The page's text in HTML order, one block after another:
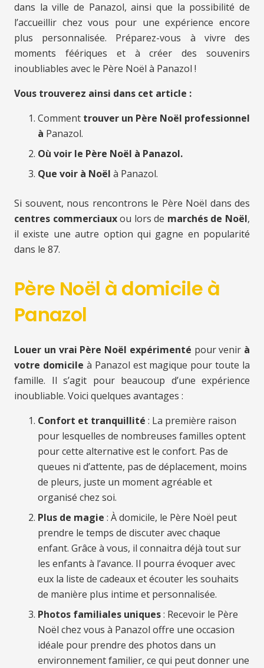
dans la ville de Panazol, ainsi que la possibilité de
l’accueillir chez vous pour une expérience encore
plus personnalisée. Préparez-vous à vivre des
moments féériques et à créer des souvenirs
inoubliables avec le Père Noël à Panazol !
Vous trouverez ainsi dans cet article :
Comment trouver un Père Noël professionnel
à Panazol.
Où voir le Père Noël à Panazol.
Que voir à Noël à Panazol.
Si souvent, nous rencontrons le Père Noël dans des
centres commerciauxou lors de marchés de Noël,
il existe une autre option qui gagne en popularité
dans le 87.
Père Noël à domicile à
Panazol
Louer un vrai Père Noël expérimenté pour venir à
votre domicile à Panazol est magique pour toute la
famille. Il s’agit pour beaucoup d’une expérience
inoubliable. Voici quelques avantages :
Confort et tranquillité : La première raison
pour lesquelles de nombreuses familles optent
pour cette alternative est le confort. Pas de
queues ni d’attente, pas de déplacement, moins
de pleurs, juste un moment agréable et
organisé chez soi.
Plus de magie : À domicile, le Père Noël peut
prendre le temps de discuter avec chaque
enfant. Grâce à vous, il connaitra déjà tout sur
les enfants à l’avance. Il pourra évoquer avec
eux la liste de cadeaux et écouter les souhaits
de manière plus intime et personnalisée.
Photos familiales uniques: Recevoir le Père
Noël chez vous à Panazol offre une occasion
idéale pour prendre des photos dans un
environnement familier, ce qui peut donner une